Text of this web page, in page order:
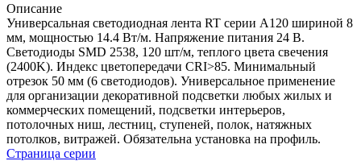
Описание
Универсальная светодиодная лента RT серии A120 шириной 8
мм, мощностью 14.4 Вт/м. Напряжение питания 24 В.
Светодиоды SMD 2538, 120 шт/м, теплого цвета свечения
(2400K). Индекс цветопередачи CRI>85. Минимальный
отрезок 50 мм (6 светодиодов). Универсальное применение
для организации декоративной подсветки любых жилых и
коммерческих помещений, подсветки интерьеров,
потолочных ниш, лестниц, ступеней, полок, натяжных
потолков, витражей. Обязательна установка на профиль.
Страница серии